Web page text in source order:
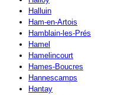
Halluin
Ham-en-Artois
Hamblain-les-Prés
Hamel
Hamelincourt
Hames-Boucres
Hannescamps
Hantay